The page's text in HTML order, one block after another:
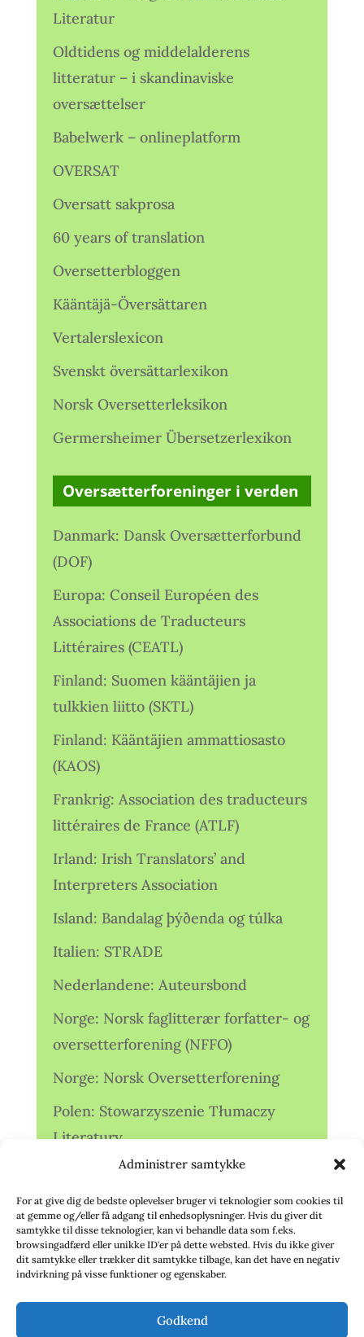
Administrer samtykke
For at give dig de bedste oplevelser bruger vi teknologier som cookies til
at gemme og/eller få adgang til enhedsoplysninger. Hvis du giver dit
samtykke til disse teknologier, kan vi behandle data som f.eks.
browsingadfærd eller unikke ID'er på dette websted. Hvis du ikke giver
dit samtykke eller trækker dit samtykke tilbage, kan det have en negativ
indvirkning på visse funktioner og egenskaber.
Godkend
Literatur
Oldtidens og middelalderens
litteratur – i skandinaviske
oversættelser
Babelwerk – onlineplatform
OVERSAT
Oversatt sakprosa
60 years of translation
Oversetterbloggen
Kääntäjä-Översättaren
Vertalerslexicon
Svenskt översättarlexikon
Norsk Oversetterleksikon
Germersheimer Übersetzerlexikon
Oversætterforeninger i verden
Danmark: Dansk Oversætterforbund
(DOF)
Europa: Conseil Européen des
Associations de Traducteurs
Littéraires (CEATL)
Finland: Suomen kääntäjien ja
tulkkien liitto (SKTL)
Finland: Kääntäjien ammattiosasto
(KAOS)
Frankrig: Association des traducteurs
littéraires de France (ATLF)
Irland: Irish Translators’ and
Interpreters Association
Island: Bandalag þýðenda og túlka
Italien: STRADE
Nederlandene: Auteursbond
Norge: Norsk faglitterær forfatter- og
oversetterforening (NFFO)
Norge: Norsk Oversetterforening
Polen: Stowarzyszenie Tłumaczy
Literatury
Storbritannien: Translators
Association (TA)
Sverige: Översättarsektionen (Ö.)
Sverige: Översättarcentrum (ÖC)
deutschsprachiger Übersetzer (VdÜ)